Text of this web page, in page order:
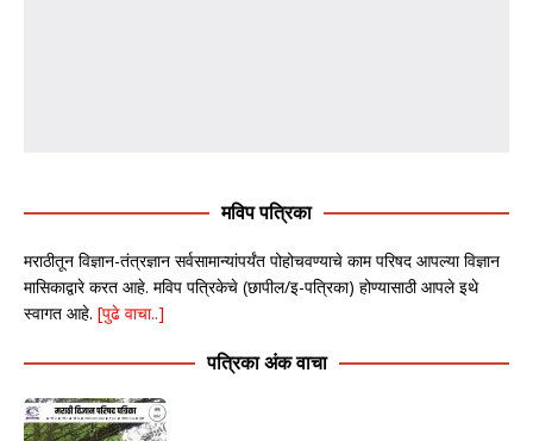
मविप पत्रिका
मराठीतून विज्ञान-तंत्रज्ञान सर्वसामान्यांपर्यंत पोहोचवण्याचे काम परिषद आपल्या विज्ञान
मासिकाद्वारे करत आहे. मविप पत्रिकेचे (छापील/इ-पत्रिका) होण्यासाठी आपले इथे
स्वागत आहे. [पुढे वाचा..]
पत्रिका अंक वाचा